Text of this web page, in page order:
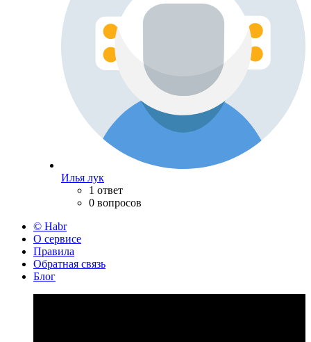
Илья лук
1 ответ
0 вопросов
© Habr
О сервисе
Правила
Обратная связь
Блог